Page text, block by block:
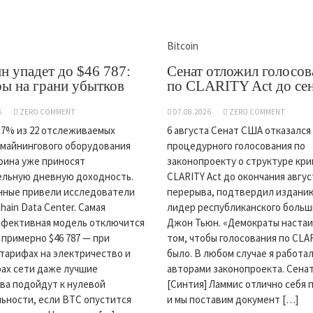
упадет до $46 787:
на грани убытков
ZERO COMMENT
из 22 отслеживаемых
оборудования
уже приносят
дневную доходность.
привели исследователи
Data Center. Самая
модель отключится
$46 787 — при
на электричество и
сети даже лучшие
подойдут к нулевой
если BTC опустится
Bitcoin
Сенат отложил
по CLARITY Act до
07.08.2026 ZERO COMMENT
6 августа Сенат США
процедурного голосования по
законопроекту о структуре
CLARITY Act до окончания
перерыва, подтвердил
лидер республиканского
Джон Тьюн. «Демократы
том, чтобы голосования по
было. В любом случае я
авторами законопроекта.
[Синтия] Ламмис отлично себя
и мы поставим документ […]